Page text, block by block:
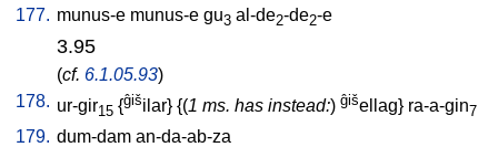
177. munus-e munus-e gu3 al-de2-de2-e
3.95
(cf. 6.1.05.93)
178. ur-gir15 {ĝišilar} {(1 ms. has instead:) ĝišellag} ra-a-gin7
179. dum-dam an-da-ab-za